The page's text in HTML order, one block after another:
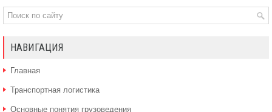
НАВИГАЦИЯ
Главная
Транспортная логистика
Основные понятия грузоведения